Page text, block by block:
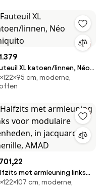
XL katoen/linnen, Néo
cm, moderne,
met armleuning links
modulaire eenheden, in
cm, moderne,